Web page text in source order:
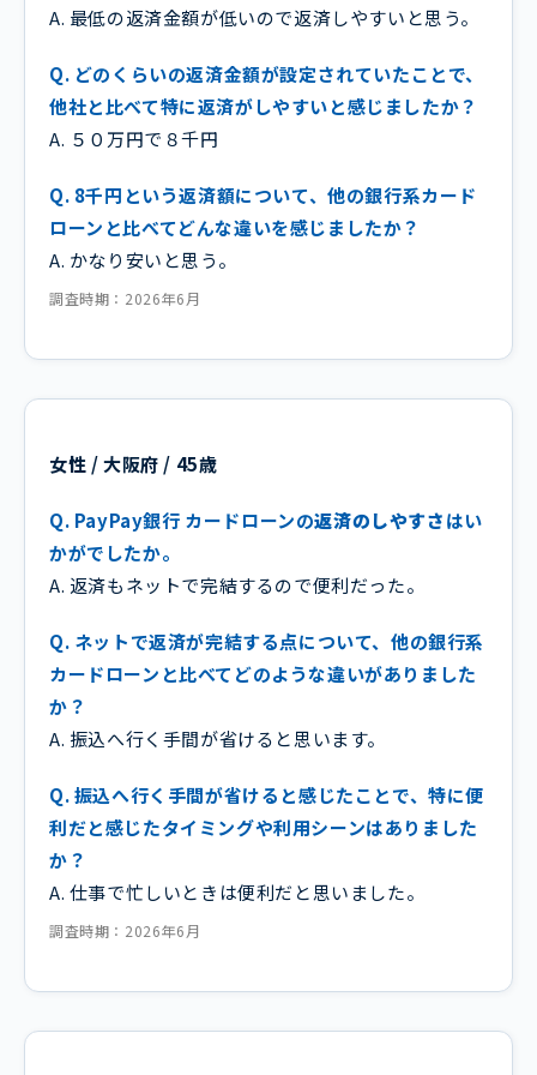
A. 最低の返済金額が低いので返済しやすいと思う。
Q. どのくらいの返済金額が設定されていたことで、
他社と比べて特に返済がしやすいと感じましたか？
A. ５０万円で８千円
Q. 8千円という返済額について、他の銀行系カード
ローンと比べてどんな違いを感じましたか？
A. かなり安いと思う。
調査時期：2026年6月
女性 / 大阪府 / 45歳
Q. PayPay銀行 カードローンの返済のしやすさはい
かがでしたか。
A. 返済もネットで完結するので便利だった。
Q. ネットで返済が完結する点について、他の銀行系
カードローンと比べてどのような違いがありました
か？
A. 振込へ行く手間が省けると思います。
Q. 振込へ行く手間が省けると感じたことで、特に便
利だと感じたタイミングや利用シーンはありました
か？
A. 仕事で忙しいときは便利だと思いました。
調査時期：2026年6月